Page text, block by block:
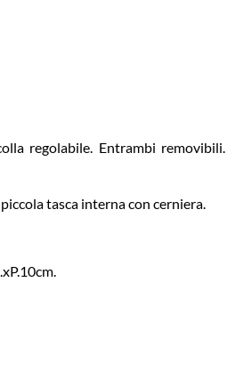
regolabile. Entrambi removibili.
tasca interna con cerniera.